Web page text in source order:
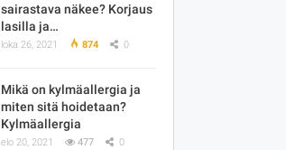
sairastava näkee? Korjaus
lasilla ja…
loka 26, 2021 874 0
Mikä on kylmäallergia ja
miten sitä hoidetaan?
Kylmäallergia
elo 20, 2021 477 0